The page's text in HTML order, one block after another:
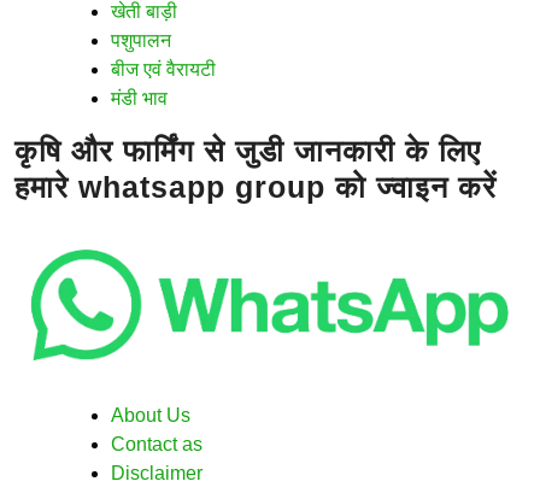
खेती बाड़ी
पशुपालन
बीज एवं वैरायटी
मंडी भाव
कृषि और फार्मिंग से जुडी जानकारी के लिए
हमारे whatsapp group को ज्वाइन करें
About Us
Contact as
Disclaimer